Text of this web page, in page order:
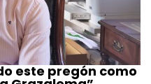
este pregón como